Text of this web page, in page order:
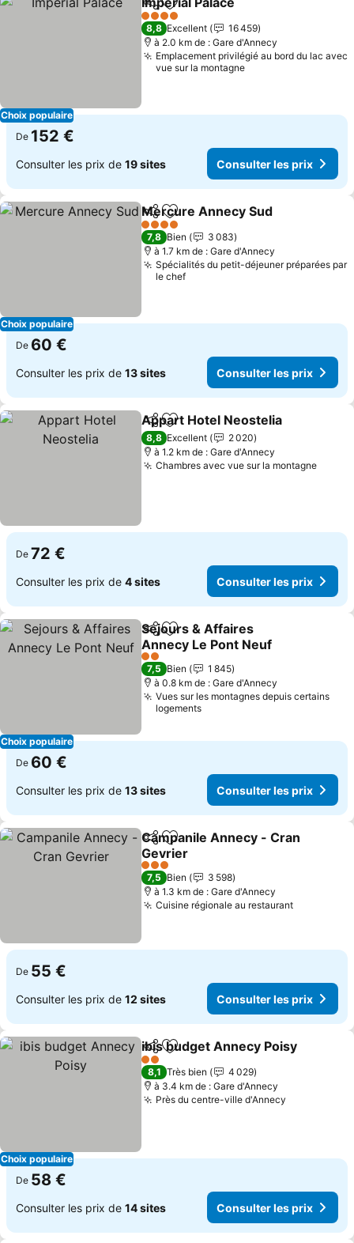
Choix populaire
PartagerAjouter à mes favoris
4 Étoiles
8,8 Excellent
16 459
à 2.0 km de : Gare d'Annecy
Emplacement privilégié au bord du lac avec
vue sur la montagne
De 152 €
Consulter les prix de 19 sites Consulter les prix
Choix populaire
PartagerAjouter à mes favoris
Mercure Annecy Sud
4 Étoiles
7,8 Bien
3 083
à 1.7 km de : Gare d'Annecy
Spécialités du petit-déjeuner préparées par
le chef
De 60 €
Consulter les prix de 13 sites Consulter les prix
PartagerAjouter à mes favoris
Appart Hotel Neostelia
8,8 Excellent
2 020
à 1.2 km de : Gare d'Annecy
Chambres avec vue sur la montagne
De 72 €
Consulter les prix de 4 sites Consulter les prix
Choix populaire
PartagerAjouter à mes favoris
Sejours & Affaires
Annecy Le Pont Neuf
2 Étoiles
7,5 Bien
1 845
à 0.8 km de : Gare d'Annecy
Vues sur les montagnes depuis certains
logements
De 60 €
Consulter les prix de 13 sites Consulter les prix
PartagerAjouter à mes favoris
Campanile Annecy - Cran
Gevrier
3 Étoiles
7,5 Bien
3 598
à 1.3 km de : Gare d'Annecy
Cuisine régionale au restaurant
De 55 €
Consulter les prix de 12 sites Consulter les prix
Choix populaire
PartagerAjouter à mes favoris
ibis budget Annecy Poisy
2 Étoiles
8,1 Très bien
4 029
à 3.4 km de : Gare d'Annecy
Près du centre-ville d'Annecy
De 58 €
Consulter les prix de 14 sites Consulter les prix